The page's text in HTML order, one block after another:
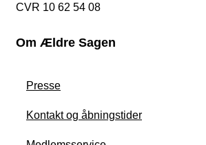
CVR 10 62 54 08
Om Ældre Sagen
Presse
Kontakt og åbningstider